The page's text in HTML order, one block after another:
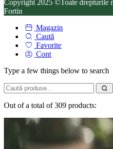
Copyright 2025 ©Toate drepturile
Fortin
Magazin
Caută
Favorite
Cont
Type a few things below to search
Out of a total of 309 products: